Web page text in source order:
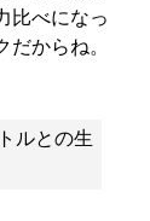
比べになっ
からね。
ルとの生